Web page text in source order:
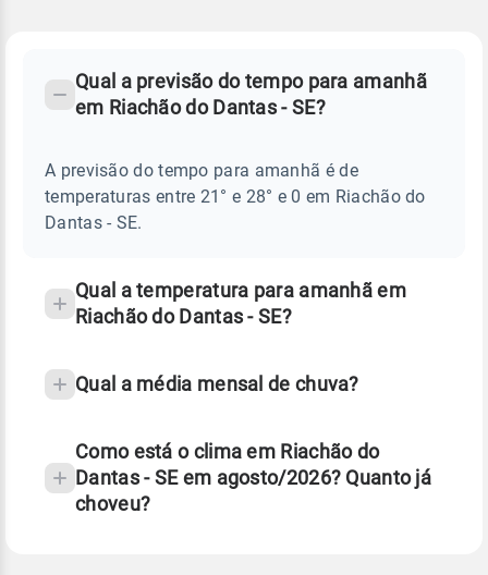
RIACHÃO
DANTAS
Perguntas
sobre
chuva
Qual a previsão do tempo para amanhã
em Riachão do Dantas - SE?
A previsão do tempo para amanhã é de
temperaturas entre 21° e 28° e 0 em Riachão do
Dantas - SE.
Qual a temperatura para amanhã em
Riachão do Dantas - SE?
Qual a média mensal de chuva?
Fonte: 30 anos de dados de reanálise ERA5.
Como está o clima em Riachão do
Dantas - SE em agosto/2026? Quanto já
choveu?